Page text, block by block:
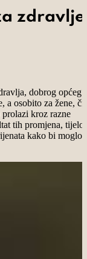
zdravlje
dobrog općeg
a osobito za žene,
kroz razne
tih promjena, tijelo
kako bi moglo